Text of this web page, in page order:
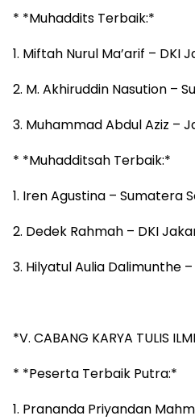
* *Muhaddits Terbaik:*
1. Miftah Nurul Ma’arif – DKI
2. M. Akhiruddin Nasution –
3. Muhammad Abdul Aziz –
* *Muhadditsah Terbaik:*
1. Iren Agustina – Sumatera
2. Dedek Rahmah – DKI
3. Hilyatul Aulia Dalimunthe
*V. CABANG KARYA TULIS
* *Peserta Terbaik Putra:*
1. Prananda Priyandan